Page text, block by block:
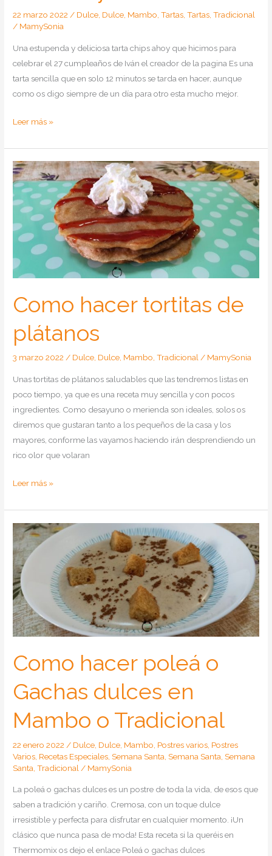
22 marzo 2022/ Dulce, Dulce, Mambo,Tartas,Tartas,Tradicional
/ MamySonia
Una estupenda y deliciosa tarta chips ahoy que hicimos para
celebrar el 27 cumpleaños de Iván el creador de la pagina Es una
tarta sencilla que en solo 12 minutos se tarda en hacer, aunque
como os digo siempre de un día para otro esta mucho mejor.
Como
tarta
galletas
Chips
Ahoy
en
Mambo
Tradicional
Leer más »
Como hacer tortitas de
plátanos
3 marzo 2022/ Dulce, Dulce, Mambo,Tradicional/ MamySonia
Unas tortitas de plátanos saludables que las tendremos listas en
poco tiempo, ya que es una receta muy sencilla y con pocos
ingredientes. Como desayuno o merienda son ideales, solos os
diremos que gustaran tanto a los pequeños de la casa y los
mayores, conforme las vayamos haciendo irán desprendiendo un
rico olor que volaran
Como
tortitas
de
plátanos
Leer más »
Como hacer poleá o
Gachas dulces en
Mambo o Tradicional
22 enero 2022 / Dulce Dulce Mambo Postres varios Postres
Varios Recetas Especiales ,Semana Santa ,Semana Santa ,Semana
Santa ,Tradicional / MamySonia
La poleá o gachas dulces es un postre de toda la vida, de esos que
saben a tradición y cariño. Cremosa, con un toque dulce
irresistible y perfecta para disfrutar en cualquier momento. ¡Un
clásico que nunca pasa de moda! Esta receta si la queréis en
Thermomix os dejo el enlace Poleá o gachas dulces